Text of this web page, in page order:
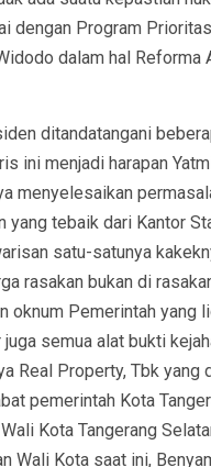
dengan Program
dalam hal Reforma
ditandatangani
ini menjadi harapan
menyelesaikan
yang tebaik dari Kantor
satu-satunya
rasakan bukan di
oknum Pemerintah yang
semua alat bukti
Real Property, Tbk yang
pemerintah Kota
Kota Tangerang
Wali Kota saat ini,